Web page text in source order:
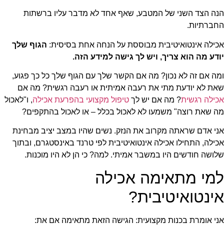
הנה הצד השני של המטבע, שאף אחד לא מדבר עליו ברשתות
החברתיות.
אכילה אינטואיטיבית מבוססת על הנחה אחת בסיסית: הגוף שלך
יודע מה הוא צריך, ויש לך גישה למידע הזה.
ומה אם זה לא נכון? מה אם הקשר שלך עם הגוף שלך כל כך פגוע,
שאת לא יודעת מתי את רעבה אמיתית או רעבה רגשית? מה אם
אכילה רגשית? מה אם יש לך טיפול מקצועי בהפרעת אכילה, ו"לאכול
מה שאת רוצה" משמעו לא לאכול בכלל – או לאכול בהתקפים?
אני אדם שראתה מקרוב את הנזק. נשים שהיו במצב יציב מבחינת
אכילה, התחילו אכילה אינטואיטיבית לפי טרנד באינסטגרם, ובתוך
שלושה חודשים היו במשבר אמיתי. למה? כי הן לא היו מוכנות.
למי מתאימה אכילה
אינטואיטיבית?
אני אומרת בכנות מקצועית: הגישה הזאת מתאימה אם את: